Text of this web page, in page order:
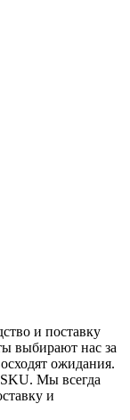
и поставку
выбирают нас за
ожидания.
Мы всегда
и